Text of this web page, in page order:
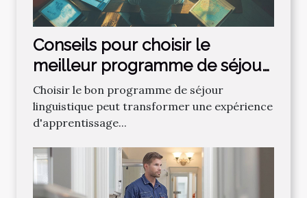
Conseils pour choisir le
meilleur programme de séjour
linguistique
Choisir le bon programme de séjour
linguistique peut transformer une expérience
d'apprentissage...